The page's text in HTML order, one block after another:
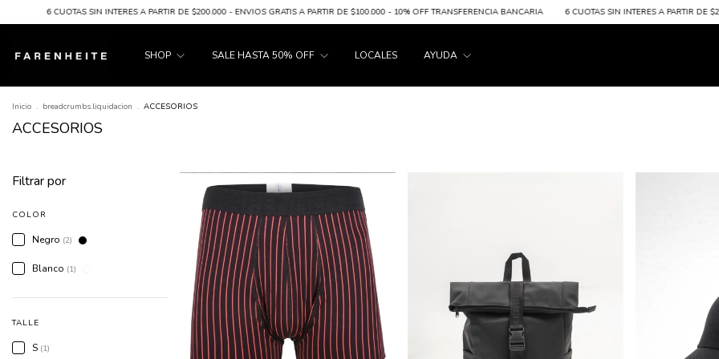
6 CUOTAS SIN INTERES A PARTIR DE $200.000 - ENVIOS GRATIS A PARTIR DE $100.000 - 10% OFF TRANSFERENCIA BANCARIA 6 CUOTAS SIN INTERES A PARTIR DE
SHOP SALE HASTA 50% OFF LOCALES AYUDA
Inicio . breadcrumbs.liquidacion . ACCESORIOS
ACCESORIOS
Filtrar por
COLOR
Negro (2)
Blanco (1)
TALLE
S (1)